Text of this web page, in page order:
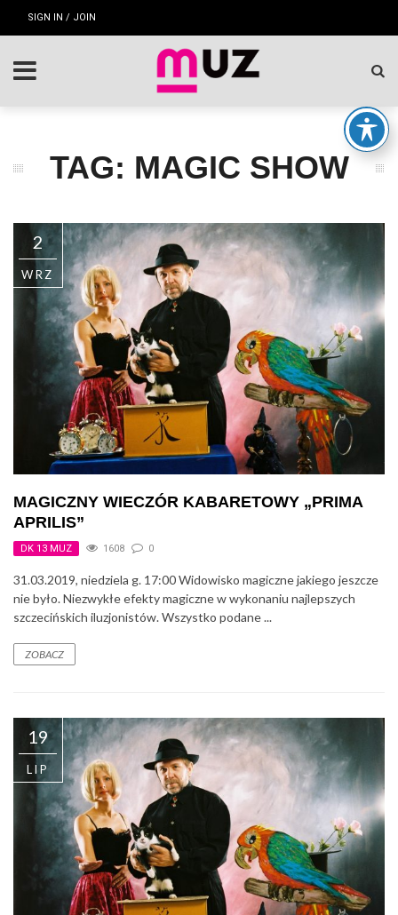
SIGN IN / JOIN
TAG: MAGIC SHOW
2
WRZ
MAGICZNY WIECZÓR KABARETOWY „PRIMA
APRILIS”
DK 13 MUZ 1608 0
31.03.2019, niedziela g. 17:00 Widowisko magiczne jakiego jeszcze
nie było. Niezwykłe efekty magiczne w wykonaniu najlepszych
szczecińskich iluzjonistów. Wszystko podane ...
ZOBACZ
19
LIP